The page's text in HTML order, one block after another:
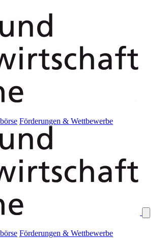
Förderungen & Wettbewerbe
Förderungen & Wettbewerbe